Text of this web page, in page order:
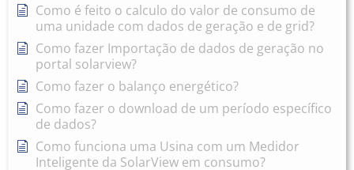
Como é feito o calculo do valor de consumo de
uma unidade com dados de geração e de grid?
Como fazer Importação de dados de geração no
portal solarview?
Como fazer o balanço energético?
Como fazer o download de um período específico
de dados?
Como funciona uma Usina com um Medidor
Inteligente da SolarView em consumo?